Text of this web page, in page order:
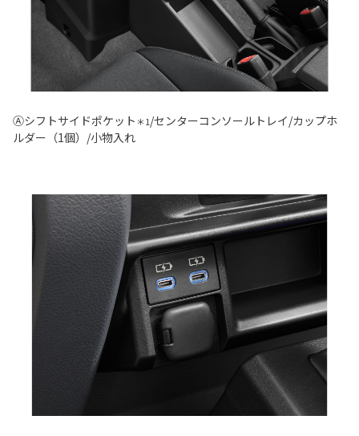
Ⓐシフトサイドポケット ＊1/センターコンソールトレイ/カップホ
ルダー（1個）/小物入れ